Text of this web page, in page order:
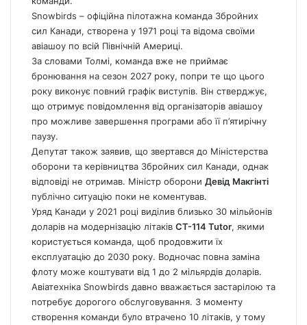
Snowbirds – офіційна пілотажна команда Збройних
сил Канади, створена у 1971 році та відома своїми
авіашоу по всій Північній Америці.
За словами Толмі, команда вже не приймає
бронювання на сезон 2027 року, попри те що цього
року виконує повний графік виступів. Він стверджує,
що отримує повідомлення від організаторів авіашоу
про можливе завершення програми або її п’ятирічну
паузу.
Депутат також заявив, що звертався до Міністерства
оборони та керівництва Збройних сил Канади, однак
відповіді не отримав. Міністр оборони Девід Макгінті
публічно ситуацію поки не коментував.
Уряд Канади у 2021 році виділив близько 30 мільйонів
доларів на модернізацію літаків CT-114 Tutor, якими
користується команда, щоб продовжити їх
експлуатацію до 2030 року. Водночас повна заміна
флоту може коштувати від 1 до 2 мільярдів доларів.
Авіатехніка Snowbirds давно вважається застарілою та
потребує дорогого обслуговування. З моменту
створення команди було втрачено 10 літаків, у тому